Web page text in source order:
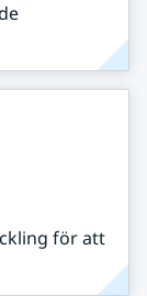
för att